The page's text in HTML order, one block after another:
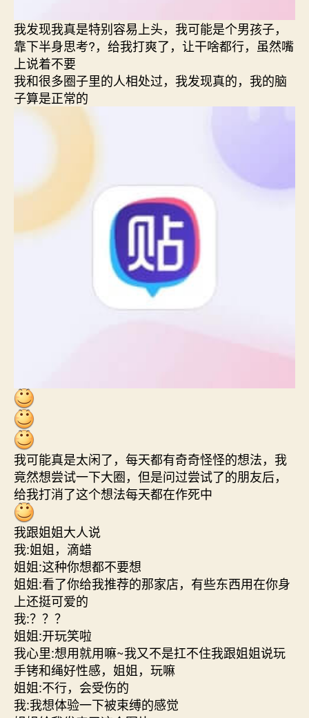
我发现我真是特别容易上头，我可能是个男孩子，
靠下半身思考?，给我打爽了，让干啥都行，虽然嘴
上说着不要
我和很多圈子里的人相处过，我发现真的，我的脑
子算是正常的
我可能真是太闲了，每天都有奇奇怪怪的想法，我
竟然想尝试一下大圈，但是问过尝试了的朋友后，
给我打消了这个想法每天都在作死中
我跟姐姐大人说
我:姐姐，滴蜡
姐姐:这种你想都不要想
姐姐:看了你给我推荐的那家店，有些东西用在你身
上还挺可爱的
我:？？？
姐姐:开玩笑啦
我心里:想用就用嘛~我又不是扛不住我跟姐姐说玩
手铐和绳好性感，姐姐，玩嘛
姐姐:不行，会受伤的
我:我想体验一下被束缚的感觉